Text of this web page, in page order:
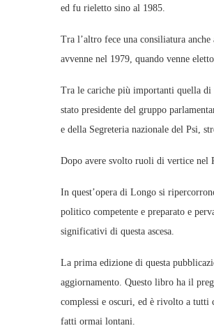
ed fu rieletto sino al 1985.
Tra l’altro fece una consiliatura
avvenne nel 1979, quando venne
Tra le cariche più importanti quella di
stato presidente del gruppo
e della Segreteria nazionale del Psi,
Dopo avere svolto ruoli di vertice nel
In quest’opera di Longo si
politico competente e preparato e
significativi di questa ascesa.
La prima edizione di questa
aggiornamento. Questo libro ha il
complessi e oscuri, ed è rivolto a tutti
fatti ormai lontani.